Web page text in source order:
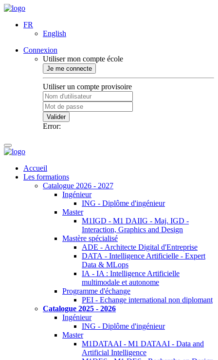
FR
English
Connexion
Utiliser mon compte école
Je me connecte
Utiliser un compte provisoire
Valider
Error:
Accueil
Les formations
Catalogue 2026 - 2027
Ingénieur
ING - Diplôme d'ingénieur
Master
M1IGD - M1 DAIIG - Maj. IGD -
Interaction, Graphics and Design
Mastère spécialisé
ADE - Architecte Digital d'Entreprise
DATA - Intelligence Artificielle - Expert
Data & MLops
IA - IA : Intelligence Artificielle
multimodale et autonome
Programme d'échange
PEI - Echange international non diplomant
Catalogue 2025 - 2026
Ingénieur
ING - Diplôme d'ingénieur
Master
M1DATAAI - M1 DATAAI - Data and
Artificial Intelligence